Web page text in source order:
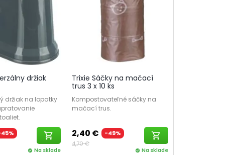
držiak
držiak na lopatky
shopping_cart
check_circle Na sklade
Trixie Sáčky na mačací
trus 3 x 10 ks
Kompostovateľné sáčky na
mačací trus.
2,40 €
-49%
4,70 €
shopping_cart
check_circle Na sklade